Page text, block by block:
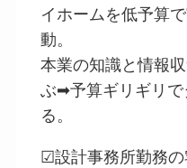
イホームを低予算
動。
本業の知識と情報
ぶ➡予算ギリギリで
る。
☑設計事務所勤務